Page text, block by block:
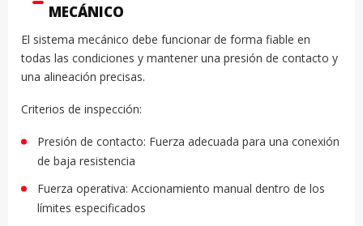
MECÁNICO
El sistema mecánico debe funcionar de forma fiable en
todas las condiciones y mantener una presión de contacto y
una alineación precisas.
Criterios de inspección:
Presión de contacto: Fuerza adecuada para una conexión
de baja resistencia
Fuerza operativa: Accionamiento manual dentro de los
límites especificados